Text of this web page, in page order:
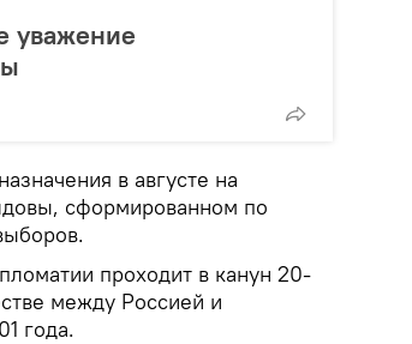
уважение
в августе на
сформированном по
проходит в канун 20-
между Россией и
года.